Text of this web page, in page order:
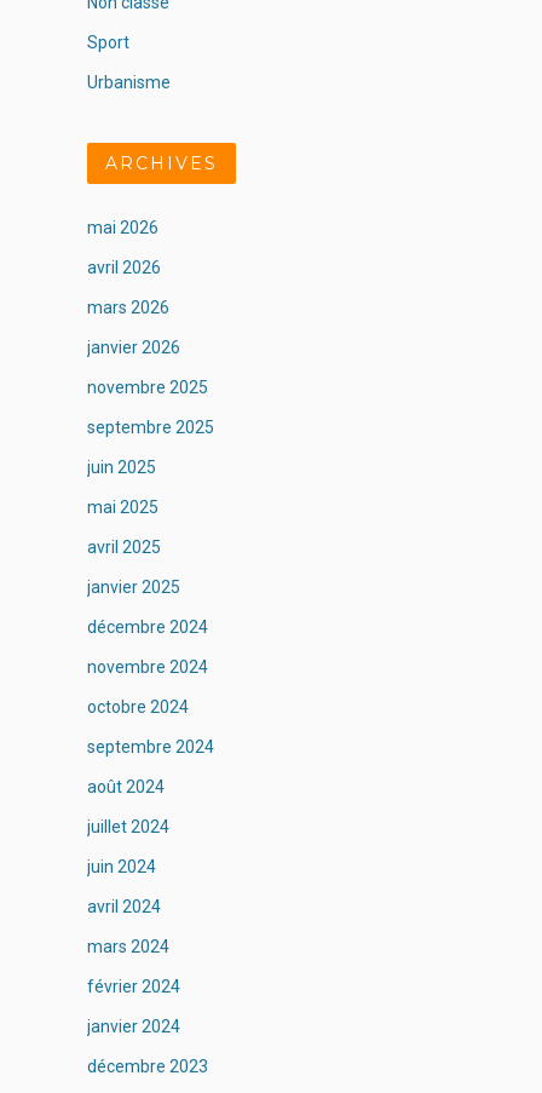
Sport
Urbanisme
ARCHIVES
mai 2026
avril 2026
mars 2026
janvier 2026
novembre 2025
septembre 2025
juin 2025
mai 2025
avril 2025
janvier 2025
décembre 2024
novembre 2024
octobre 2024
septembre 2024
août 2024
juillet 2024
juin 2024
avril 2024
mars 2024
février 2024
janvier 2024
décembre 2023